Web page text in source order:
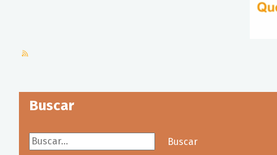
Buscar
Buscar...
Buscar